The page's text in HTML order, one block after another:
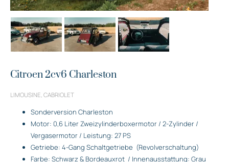
Citroen 2cv6 Charleston
LIMOUSINE, CABRIOLET
Sonderversion Charleston
Motor: 0,6 Liter Zweizylinderboxermotor / 2-Zylinder /
Vergasermotor / Leistung: 27 PS
Getriebe: 4-Gang Schaltgetriebe (Revolverschaltung)
Farbe: Schwarz & Bordeauxrot / Innenausstattung: Grau